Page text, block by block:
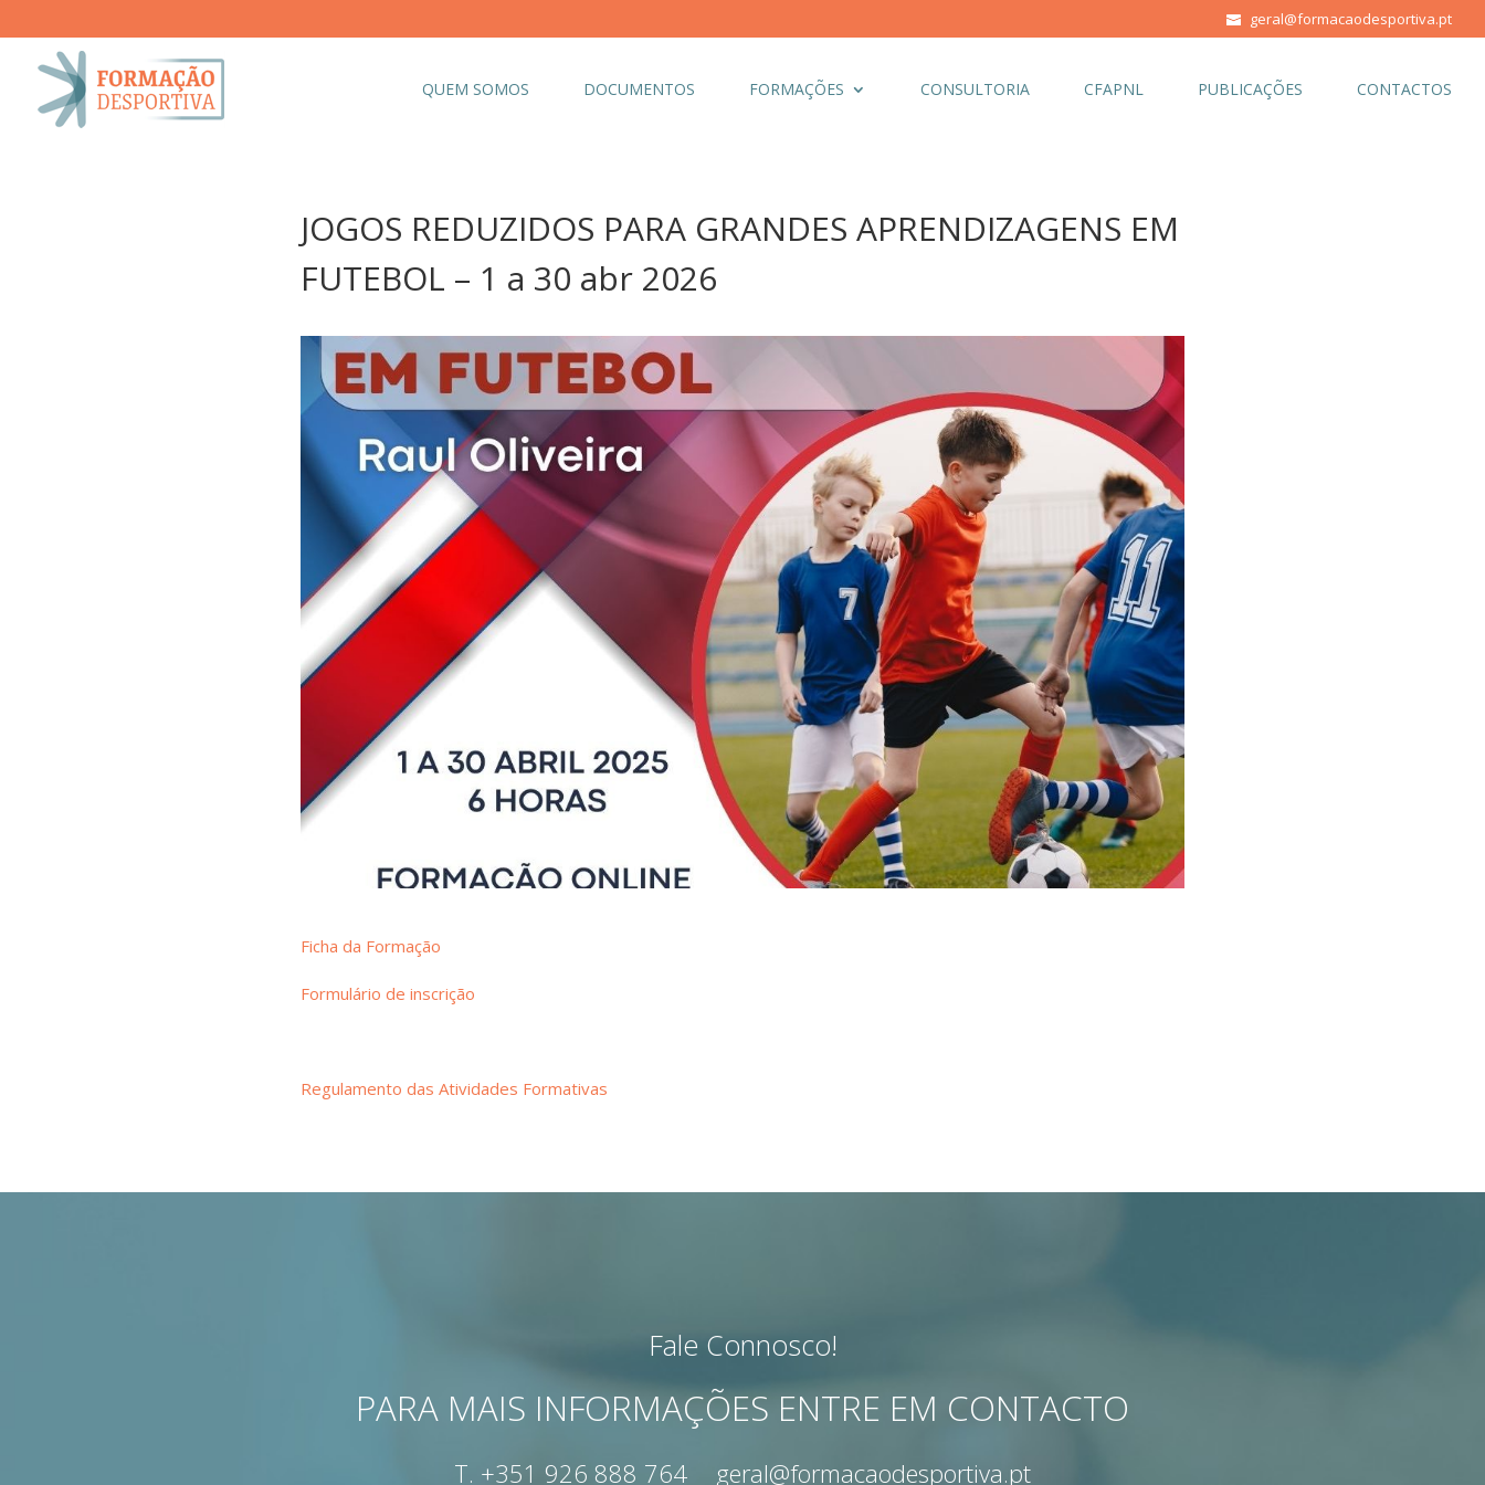
geral@formacaodesportiva.pt
QUEM SOMOS DOCUMENTOS FORMAÇÕES CONSULTORIA CFAPNL PUBLICAÇÕES CONTACTOS
JOGOS REDUZIDOS PARA GRANDES APRENDIZAGENS EM
FUTEBOL – 1 a 30 abr 2026
Ficha da Formação
Formulário de inscrição
Regulamento das Atividades Formativas
Fale Connosco!
PARA MAIS INFORMAÇÕES ENTRE EM CONTACTO
T. +351 926 888 764 geral@formacaodesportiva.pt